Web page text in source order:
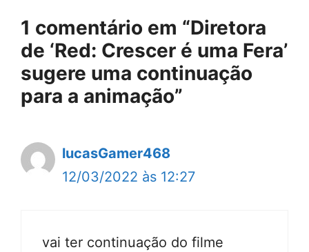
1 comentário em “Diretora
de ‘Red: Crescer é uma Fera’
sugere uma continuação
para a animação”
lucasGamer468
12/03/2022 às 12:27
vai ter continuação do filme